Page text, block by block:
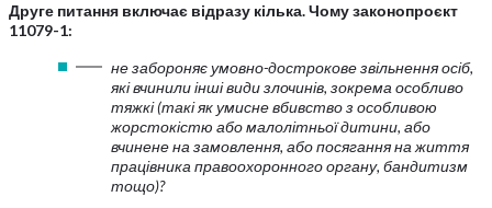
Друге питання включає відразу кілька. Чому законопроєкт
11079-1:
не забороняє умовно-дострокове звільнення осіб,
які вчинили інші види злочинів, зокрема особливо
тяжкі (такі як умисне вбивство з особливою
жорстокістю або малолітньої дитини, або
вчинене на замовлення, або посягання на життя
працівника правоохоронного органу, бандитизм
тощо)?